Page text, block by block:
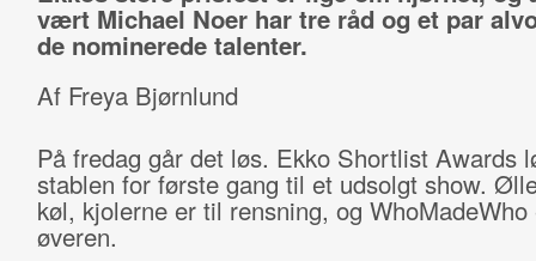
vært Michael Noer har tre råd og et par
de nominerede talenter.
Af Freya Bjørnlund
På fredag går det løs. Ekko Shortlist Awards
stablen for første gang til et udsolgt show.
køl, kjolerne er til rensning, og WhoMadeWho
øveren.